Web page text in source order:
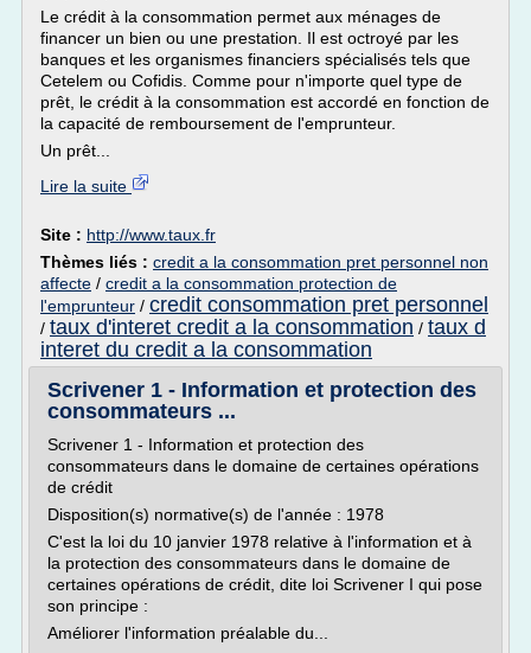
Le crédit à la consommation permet aux ménages de
financer un bien ou une prestation. Il est octroyé par les
banques et les organismes financiers spécialisés tels que
Cetelem ou Cofidis. Comme pour n'importe quel type de
prêt, le crédit à la consommation est accordé en fonction de
la capacité de remboursement de l'emprunteur.
Un prêt...
Lire la suite
Site : http://www.taux.fr
Thèmes liés : credit a la consommation pret personnel non
affecte / credit a la consommation protection de
l'emprunteur / credit consommation pret personnel
/ taux d'interet credit a la consommation / taux d
interet du credit a la consommation
Scrivener 1 - Information et protection des
consommateurs ...
Scrivener 1 - Information et protection des
consommateurs dans le domaine de certaines opérations
de crédit
Disposition(s) normative(s) de l'année : 1978
C'est la loi du 10 janvier 1978 relative à l'information et à
la protection des consommateurs dans le domaine de
certaines opérations de crédit, dite loi Scrivener I qui pose
son principe :
Améliorer l'information préalable du...